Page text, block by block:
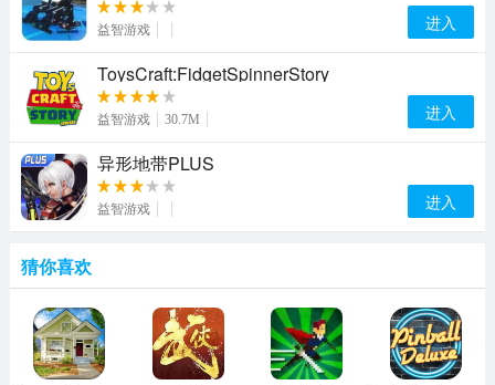
益智游戏 进入
ToysCraft:FidgetSpinnerStory
益智游戏 30.7M 进入
异形地带PLUS
益智游戏 进入
猜你喜欢